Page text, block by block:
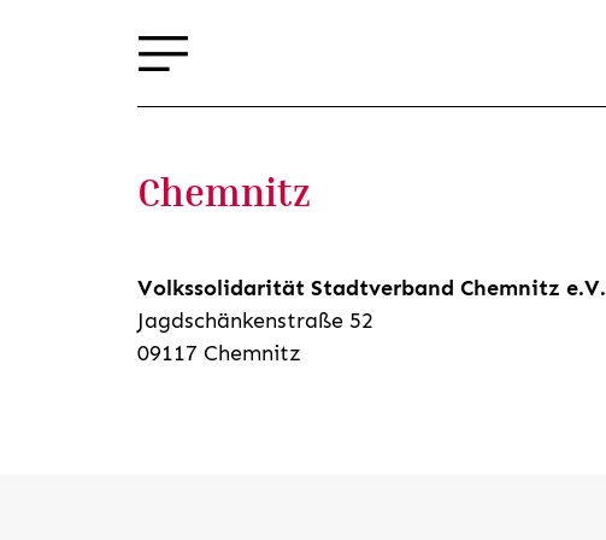
Chemnitz
Volkssolidarität Stadtverband Chemnitz e.V.
Jagdschänkenstraße 52
09117 Chemnitz